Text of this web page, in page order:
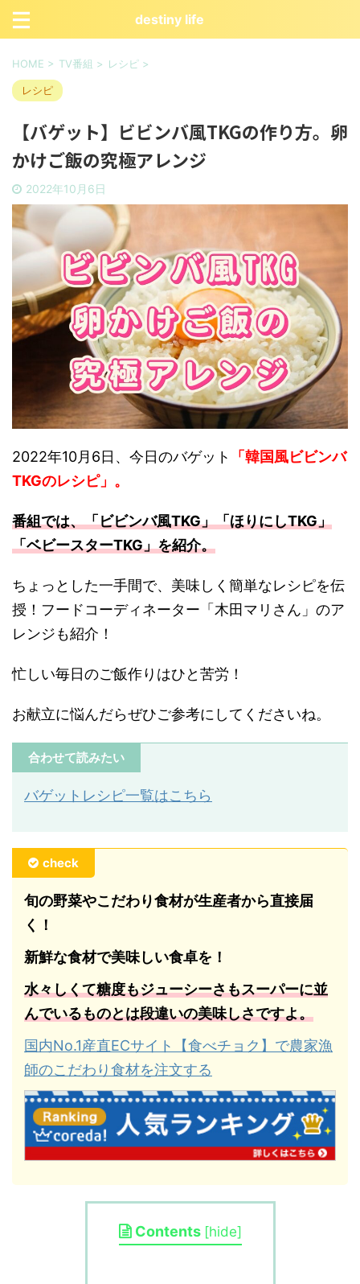
destiny life
HOME > TV番組 > レシピ >
レシピ
【バゲット】ビビンバ風TKGの作り方。卵
かけご飯の究極アレンジ
2022年10月6日
2022年10月6日、今日のバゲット
「韓国風ビビンバ
TKGのレシピ」。
番組では、「ビビンバ風TKG」「ほりにしTKG」
「ベビースターTKG」を紹介。
ちょっとした一手間で、美味しく簡単なレシピを伝
授！フードコーディネーター「木田マリさん」のア
レンジも紹介！
忙しい毎日のご飯作りはひと苦労！
お献立に悩んだらぜひご参考にしてくださいね。
合わせて読みたい
バゲットレシピ一覧はこちら
check
旬の野菜やこだわり食材が生産者から直接届
く！
新鮮な食材で美味しい食卓を！
水々しくて糖度もジューシーさもスーパーに並
んでいるものとは段違いの美味しさですよ。
国内No.1産直ECサイト【食べチョク】で農家漁
師のこだわり食材を注文する
Contents [hide]